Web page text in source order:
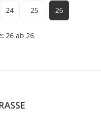
24 25 26
26 ab 26